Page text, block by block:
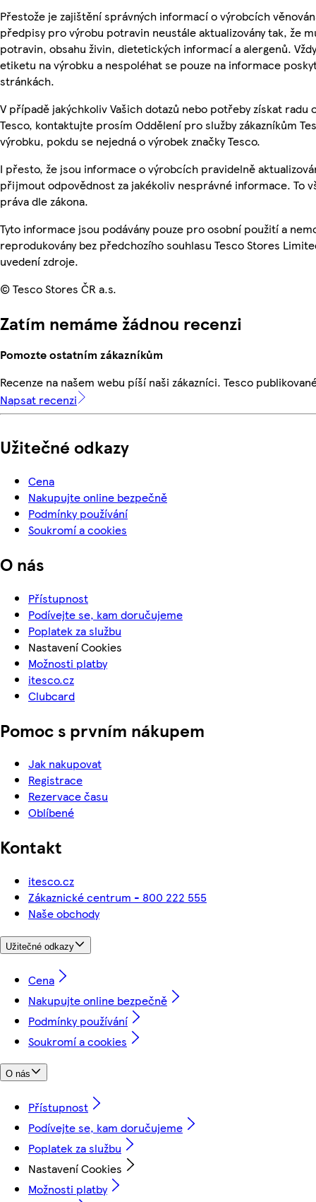
Přestože je zajištění správných informací o výrobcích
předpisy pro výrobu potravin neustále aktualizovány tak, že
potravin, obsahu živin, dietetických informací a alergenů.
etiketu na výrobku a nespoléhat se pouze na informace
stránkách.
V případě jakýchkoliv Vašich dotazů nebo potřeby získat radu
Tesco, kontaktujte prosím Oddělení pro služby zákazníkům
výrobku, pokdu se nejedná o výrobek značky Tesco.
I přesto, že jsou informace o výrobcích pravidelně
přijmout odpovědnost za jakékoliv nesprávné informace. To
práva dle zákona.
Tyto informace jsou podávány pouze pro osobní použití a
reprodukovány bez předchozího souhlasu Tesco Stores
uvedení zdroje.
© Tesco Stores ČR a.s.
Zatím nemáme žádnou recenzi
Pomozte ostatním zákazníkům
Recenze na našem webu píší naši zákazníci. Tesco
Napsat recenzi
Užitečné odkazy
Cena
Nakupujte online bezpečně
Podmínky používání
Soukromí a cookies
O nás
Přístupnost
Podívejte se, kam doručujeme
Poplatek za službu
Nastavení Cookies
Možnosti platby
itesco.cz
Clubcard
Pomoc s prvním nákupem
Jak nakupovat
Registrace
Rezervace času
Oblíbené
Kontakt
itesco.cz
Zákaznické centrum - 800 222 555
Naše obchody
Užitečné odkazy
Cena
Nakupujte online bezpečně
Podmínky používání
Soukromí a cookies
O nás
Přístupnost
Podívejte se, kam doručujeme
Poplatek za službu
Nastavení Cookies
Možnosti platby